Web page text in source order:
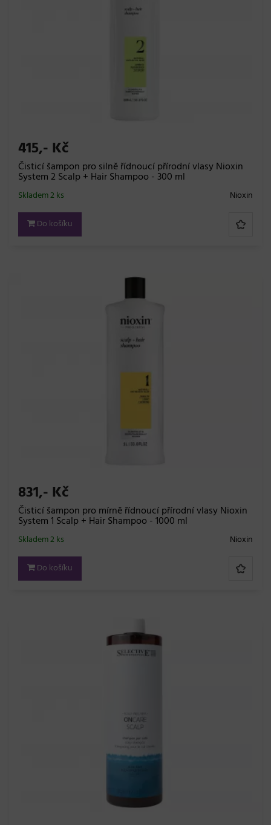
415,- Kč
Čisticí šampon pro silně řídnoucí přírodní vlasy Nioxin
System 2 Scalp + Hair Shampoo - 300 ml
Nioxin
Skladem 2 ks
Do košíku
831,- Kč
Čisticí šampon pro mírně řídnoucí přírodní vlasy Nioxin
System 1 Scalp + Hair Shampoo - 1000 ml
Nioxin
Skladem 2 ks
Do košíku